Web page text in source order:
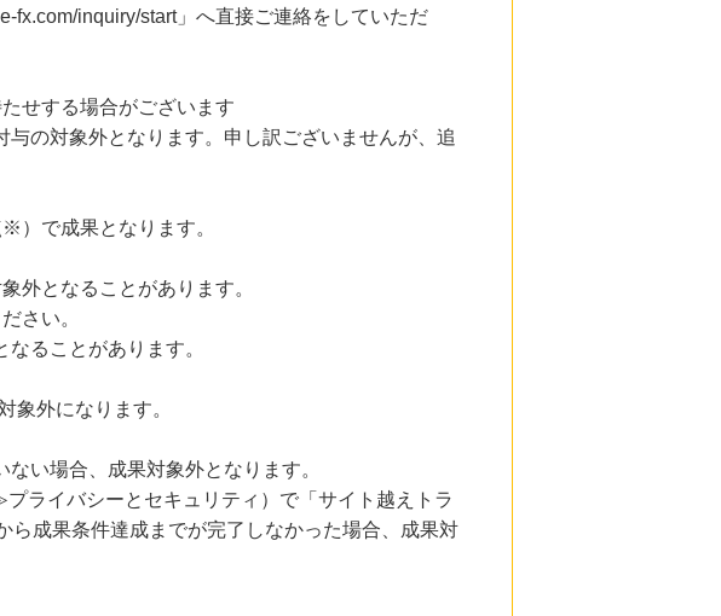
fx.com/inquiry/start」へ直接ご連絡をしていただ
せする場合がございます
の対象外となります。申し訳ございませんが、追
）で成果となります。
外となることがあります。
さい。
ることがあります。
象外になります。
い場合、成果対象外となります。
ライバシーとセキュリティ）で「サイト越えトラ
ら成果条件達成までが完了しなかった場合、成果対